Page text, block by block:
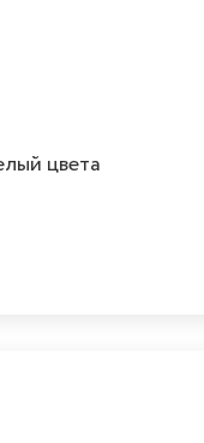
цвета